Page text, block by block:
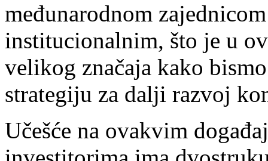
međunarodnom
institucionalnim, što je u
velikog značaja kako
strategiju za dalji razvoj
Učešće na ovakvim